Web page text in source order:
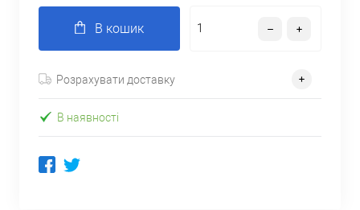
В кошик
Розрахувати доставку
В наявності